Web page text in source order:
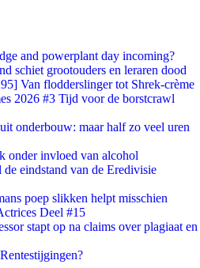
and powerplant day incoming?
schiet grootouders en leraren dood
Van flodderslinger tot Shrek-crème
2026 #3 Tijd voor de borstcrawl
onderbouw: maar half zo veel uren
onder invloed van alcohol
eindstand van de Eredivisie
poep slikken helpt misschien
Deel #15
stapt op na claims over plagiaat en